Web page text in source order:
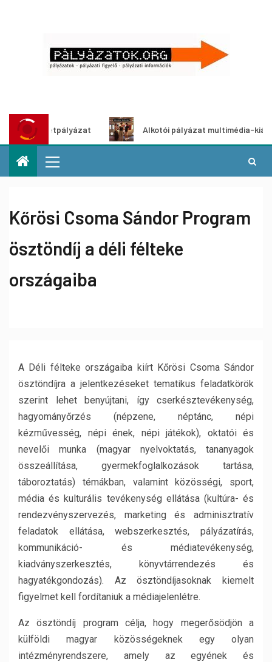
Alkotói pályázat multimédia-kiállításhoz
Kőrösi Csoma Sándor Program
ösztöndíj a déli félteke
országaiba
A Déli félteke országaiba kiírt Kőrösi Csoma Sándor
ösztöndíjra a jelentkezéseket tematikus feladatkörök
szerint lehet benyújtani, így cserkésztevékenység,
hagyományőrzés (népzene, néptánc, népi
kézművesség, népi ének, népi játékok), oktatói és
nevelői munka (magyar nyelvoktatás, tananyagok
összeállítása, gyermekfoglalkozások tartása,
táboroztatás) témákban, valamint közösségi, sport,
média és kulturális tevékenység ellátása (kultúra- és
rendezvényszervezés, marketing és adminisztratív
feladatok ellátása, webszerkesztés, pályázatírás,
kommunikáció- és médiatevékenység,
kiadványszerkesztés, könyvtárrendezés és
hagyatékgondozás). Az ösztöndíjasoknak kiemelt
figyelmet kell fordítaniuk a médiajelenlétre.
Az ösztöndíj program célja, hogy megerősödjön a
külföldi magyar közösségeknek egy olyan
intézményrendszere, amely az egyének és